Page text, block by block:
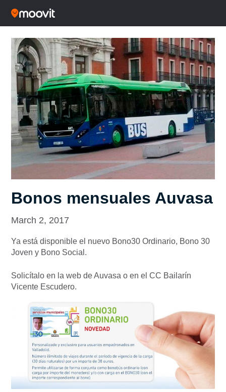
Bonos mensuales Auvasa
March 2, 2017
Ya está disponible el nuevo Bono30 Ordinario, Bono 30
Joven y Bono Social.
Solicítalo en la web de Auvasa o en el CC Bailarín
Vicente Escudero.